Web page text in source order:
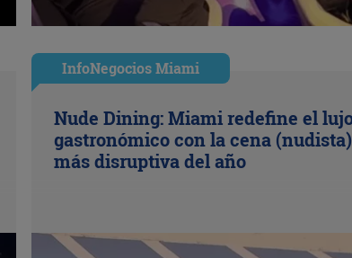
InfoNegocios Miami
Nude Dining: Miami redefine el
gastronómico con la cena (nudista)
más disruptiva del año